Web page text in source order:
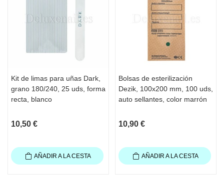
Kit de limas para uñas Dark,
grano 180/240, 25 uds, forma
recta, blanco
10,50 €
AÑADIR A LA CESTA
Bolsas de esterilización
Dezik, 100x200 mm, 100 uds,
auto sellantes, color marrón
10,90 €
AÑADIR A LA CESTA